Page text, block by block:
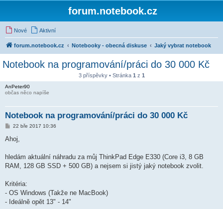
forum.notebook.cz
Nové Aktivní
forum.notebook.cz Notebooky - obecná diskuse Jaký vybrat notebook
Notebook na programování/práci do 30 000 Kč
3 příspěvky • Stránka 1 z 1
AnPeter90
občas něco napíše
Notebook na programování/práci do 30 000 Kč
P
í
ě
e
22 bře 2017 10:36
Ahoj,
hledám aktuální náhradu za můj ThinkPad Edge E330 (Core i3, 8 GB
RAM, 128 GB SSD + 500 GB) a nejsem si jistý jaký notebook zvolit.
Kritéria:
- OS Windows (Takže ne MacBook)
- Ideálně opět 13" - 14"